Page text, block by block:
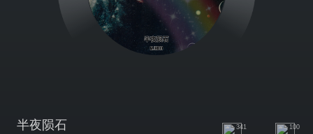
半夜陨石 341 100